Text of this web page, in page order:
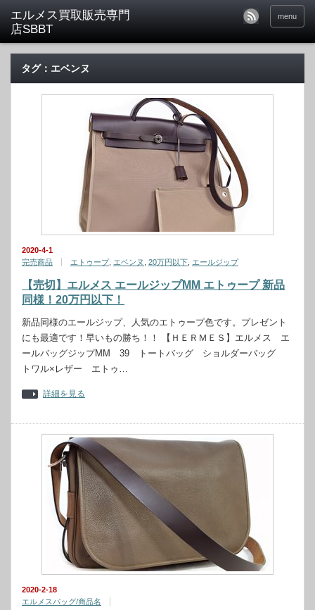
menu
タグ：エベンヌ
2020-4-1
完売商品
エトゥープ, エベンヌ 20万円以下 エールジップ
【売切】エルメス エールジップMM エトゥープ 新品
同様！20万円以下！
新品同様のエールジップ、人気のエトゥープ色です。プレゼント
にも最適です！早いもの勝ち！！ 【ＨＥＲＭＥＳ】エルメス エ
ールバッグジップMM 39 トートバッグ ショルダーバッグ
トワル×レザー エトゥ…
詳細を見る
2020-2-18
エルメスバッグ/商品名